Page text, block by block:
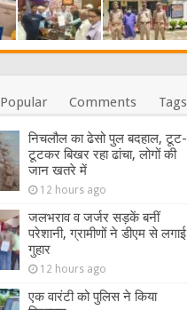
Popular Comments Tags
निचलौल का ढेसो पुल बदहाल, टूट-
टूटकर बिखर रहा ढांचा, लोगों की
जान खतरे में
12 hours ago
जलभराव व जर्जर सड़कें बनीं
परेशानी, ग्रामीणों ने डीएम से लगाई
गुहार
12 hours ago
एक वारंटी को पुलिस ने किया